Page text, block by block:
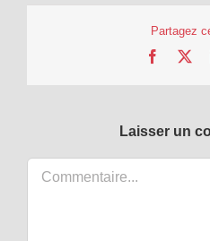
Partagez
Laisser un
Commentaire